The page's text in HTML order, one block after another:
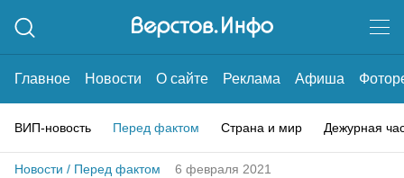
Главное Новости О сайте Реклама Афиша
ВИП-новость Перед фактом Страна и мир Дежурная
Новости / Перед фактом 6 февраля 2021